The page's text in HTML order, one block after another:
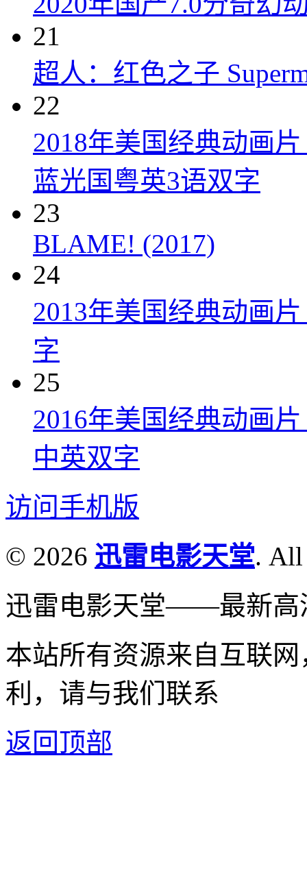
21
超人：红色之子
22
2018年美国经典动画
蓝光国粤英3语双字
23
BLAME! (2017)
24
2013年美国经典动画
字
25
2016年美国经典动画
中英双字
访问手机版
© 2026 迅雷电影天堂. All
迅雷电影天堂——最新高
本站所有资源来自互联
利，请与我们联系
返回顶部